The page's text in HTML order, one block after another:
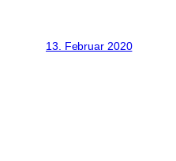
13. Februar 2020